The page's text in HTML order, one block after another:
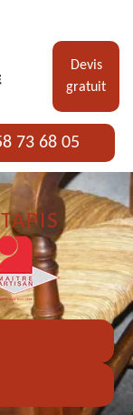
Devis
gratuit
73 68 05